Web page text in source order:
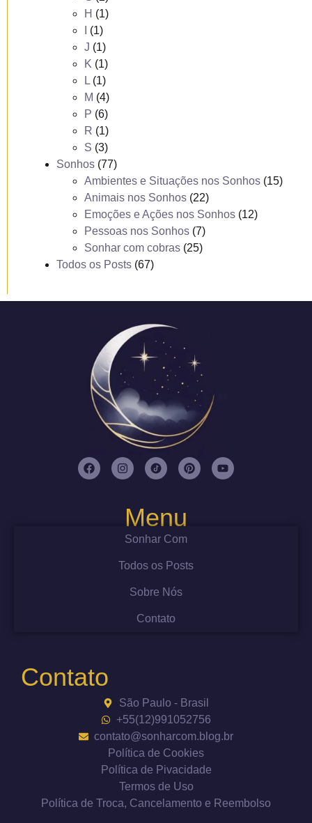
H (1)
(1)
J (1)
K (1)
L (1)
M (4)
P (6)
R (1)
S (3)
Sonhos (77)
Ambientes e Situações nos Sonhos (15)
Animais nos Sonhos (22)
Emoções e Ações nos Sonhos (12)
Pessoas nos Sonhos (7)
Sonhar com cobras (25)
Todos os Posts (67)
Menu
Sonhar Com
Todos os Posts
Sobre Nós
Contato
Contato
São Paulo - Brasil
+55(12)991052756
contato@sonharcom.blog.br
Política de Cookies
Política de Pivacidade
Termos de Uso
Política de Troca, Cancelamento e Reembolso